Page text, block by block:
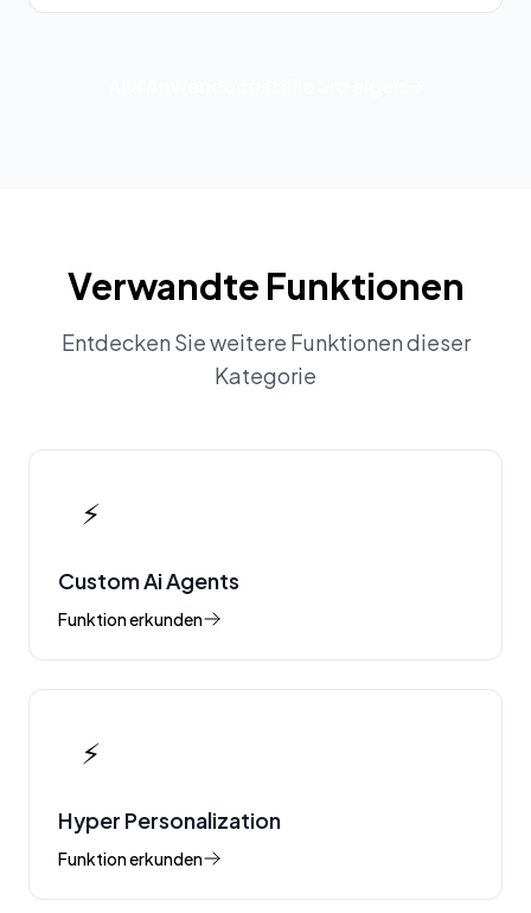
Verwandte Funktionen
Entdecken Sie weitere Funktionen dieser
Kategorie
⚡
Custom Ai Agents
Funktion erkunden
⚡
Hyper Personalization
Funktion erkunden